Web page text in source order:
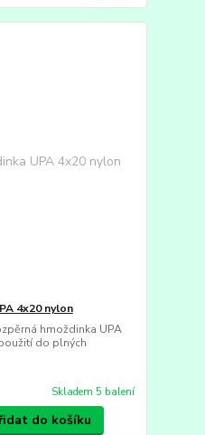
4x20 nylon
hmoždinka UPA
do plných
Skladem 5 balení
do košíku